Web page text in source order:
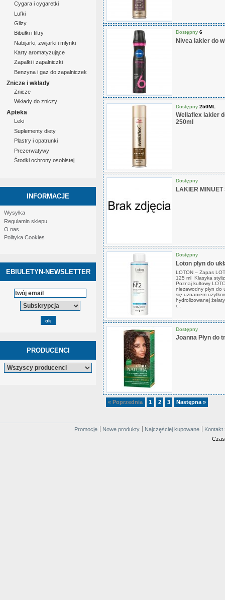
Cygara i cygaretki
Lufki
Gilzy
Bibułki i filtry
Nabijarki, zwijarki i młynki
Karty aromatyzujące
Zapałki i zapalniczki
Benzyna i gaz do zapalniczek
Znicze i wkłady
Znicze
Wkłady do zniczy
Apteka
Leki
Suplementy diety
Plastry i opatrunki
Prezerwatywy
Środki ochrony osobistej
INFORMACJE
Wysyłka
Regulamin sklepu
O nas
Polityka Cookies
EBIULETYN-NEWSLETTER
PRODUCENCI
Dostępny 6
Nivea lakier do
Dostępny 250ML
Wellaflex lakier
250ml
Dostępny
LAKIER MINUET
Dostępny
Loton płyn do
LOTON – Zapas
125 ml Klasyka
Poznaj kultowy
niezawodny płyn do
się uznaniem
hydrolizowanej
i...
Dostępny
Joanna Płyn do
« Poprzednia 1 2 3 Następna »
Promocje Nowe produkty Najczęściej kupowane
Kontakt